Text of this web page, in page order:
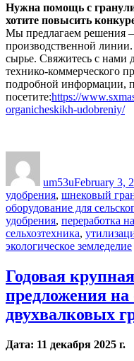
Нужна помощь с
хотите повысить
Мы предлагаем решения
производственной
сырье. Свяжитесь с нами
технико-коммерческого
подробной информации,
посетите:https://
organicheskikh-udobreniy/
um53uFebruary 3,
удобрения, шнековый
оборудование для
удобрения, переработка
сельхозтехника,
экологическое земледелие
Годовая
предложения
двухвалковых
Дата: 11 декабря 2025 г.